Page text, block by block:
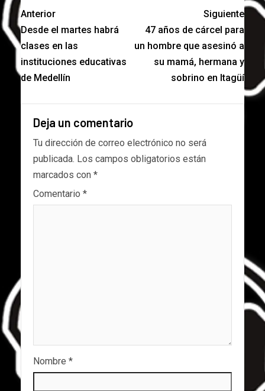
Anterior
Desde el martes habrá
clases en las
instituciones educativas
de Medellín
Siguiente
47 años de cárcel para
un hombre que asesinó a
su mamá, hermana y
sobrino en Itagüí
Deja un comentario
Tu dirección de correo electrónico no será
publicada. Los campos obligatorios están
marcados con *
Comentario *
Nombre *